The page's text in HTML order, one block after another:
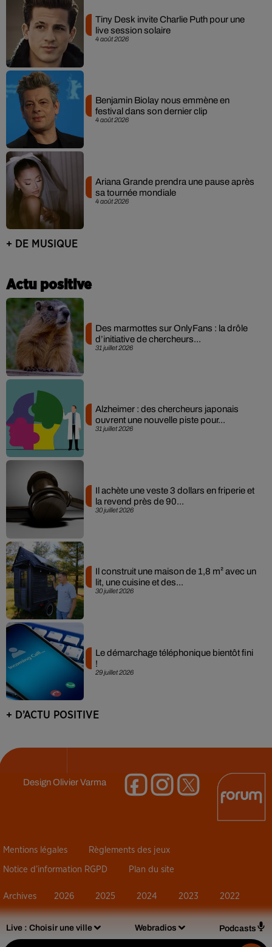
Live : Choisir une ville Webradios Podcasts
4 août 2026
Tiny Desk invite Charlie Puth pour une
live session solaire
4 août 2026
Benjamin Biolay nous emmène en
festival dans son dernier clip
4 août 2026
Ariana Grande prendra une pause après
sa tournée mondiale
+ DE MUSIQUE
Actu positive
31 juillet 2026
Des marmottes sur OnlyFans : la drôle
d’initiative de chercheurs...
31 juillet 2026
Alzheimer : des chercheurs japonais
ouvrent une nouvelle piste pour...
30 juillet 2026
Il achète une veste 3 dollars en friperie et
la revend près de 90...
30 juillet 2026
Il construit une maison de 1,8 m² avec un
lit, une cuisine et des...
29 juillet 2026
Le démarchage téléphonique bientôt fini
!
+ D’ACTU POSITIVE
DesignOlivier Varma
Mentions légales Règlements des jeux
Notice d’information RGPD Plan du site
Archives 2026 2025 2024 2023 2022